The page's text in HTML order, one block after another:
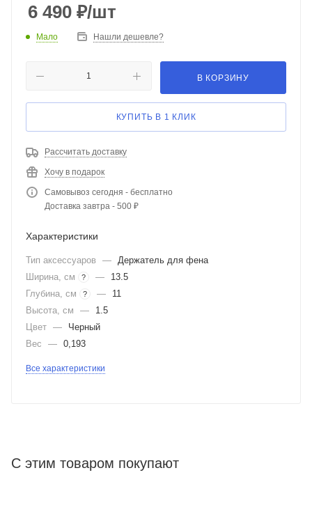
6 490 ₽/шт
Мало Нашли дешевле?
В КОРЗИНУ
КУПИТЬ В 1 КЛИК
Рассчитать доставку
Хочу в подарок
Самовывоз сегодня - бесплатно
Доставка завтра - 500 ₽
Характеристики
Тип аксессуаров — Держатель для фена
Ширина, см
? —
13.5
Глубина, см
? —
11
Высота, см
—
1.5
Цвет —
Черный
Вес
— 0,193
Все характеристики
С этим товаром покупают